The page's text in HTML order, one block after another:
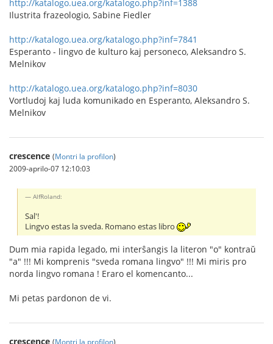
http://katalogo.uea.org/katalogo.php?inf=1388
Ilustrita frazeologio, Sabine Fiedler
http://katalogo.uea.org/katalogo.php?inf=7841
Esperanto - lingvo de kulturo kaj personeco, Aleksandro S.
Melnikov
http://katalogo.uea.org/katalogo.php?inf=8030
Vortludoj kaj luda komunikado en Esperanto, Aleksandro S.
Melnikov
crescence (Montri la profilon)
2009-aprilo-07 12:10:03
AlfRoland:
Sal'!
Lingvo estas la sveda. Romano estas libro
Dum mia rapida legado, mi interŝangis la literon "o" kontraŭ
"a" !!! Mi komprenis "sveda romana lingvo" !!! Mi miris pro
norda lingvo romana ! Eraro el komencanto...
Mi petas pardonon de vi.
crescence (Montri la profilon)